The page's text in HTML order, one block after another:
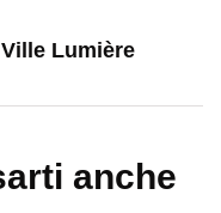
Lumière
anche